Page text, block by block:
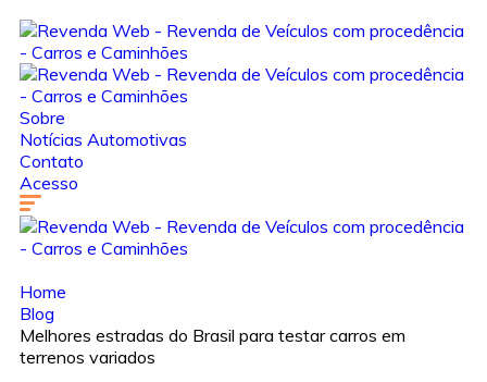
Sobre
Notícias Automotivas
Contato
Acesso
Home
Blog
Melhores estradas do Brasil para testar carros em
terrenos variados